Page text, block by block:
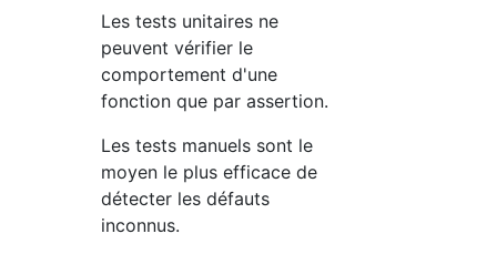
Les tests unitaires ne
peuvent vérifier le
comportement d'une
fonction que par assertion.
Les tests manuels sont le
moyen le plus efficace de
détecter les défauts
inconnus.